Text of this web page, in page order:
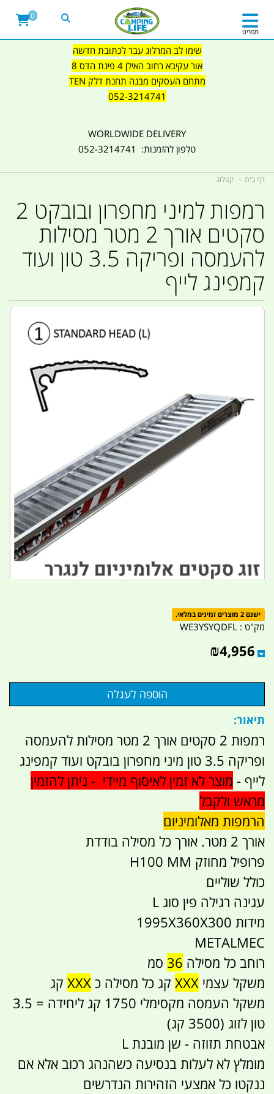
שימו לב המרלוג עבר לכתובת חדשה
אור עקיבא רחוב האילן 4 פינת הדס 8
מתחם העסקים מבנה תחנת דלק TEN
052-3214741
WORLDWIDE DELIVERY
טלפון להזמנות: 052-3214741
תפריט
0
דף בית קטלוג
רמפות למיני מחפרון ובובקט 2
סקטים אורך 2 מטר מסילות
להעמסה ופריקה 3.5 טון ועוד
קמפינג לייף
ישנם 2 מוצרים זמינים במלאי.
מק"ט : WE3YSYQDFL
₪4,956
תיאור:
רמפות 2 סקטים אורך 2 מטר מסילות להעמסה
ופריקה 3.5 טון מיני מחפרון בובקט ועוד קמפינג
לייף - מוצר לא זמין לאיסוף מיידי - ניתן להזמין
מראש ולקבל
הרמפות מאלומיניום
אורך 2 מטר. אורך כל מסילה בודדת
פרופיל מחוזק H100 MM
כולל שוליים
עגינה רגילה פין סוג L
מידות 1995X360X300
METALMEC
רוחב כל מסילה 36 סמ
משקל עצמי XXX קג כל מסילה כ XXX קג
משקל העמסה מקסימלי 1750 קג ליחידה = 3.5
טון לזוג (3500 קג)
אבטחת תזוזה - שן מובנת L
מומלץ לא לעלות בנסיעה כשהנהג רכוב אלא אם
ננקטו כל אמצעי הזהירות הנדרשים